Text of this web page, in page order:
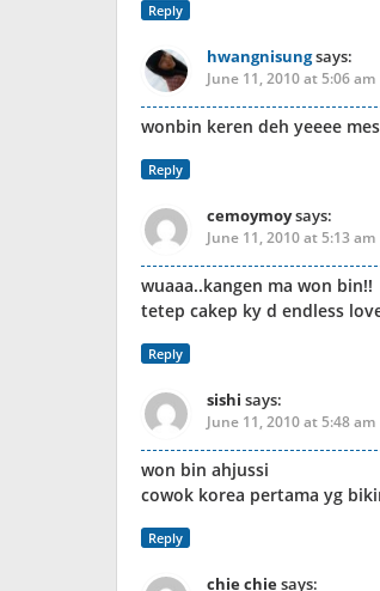
Reply
hwangnisungsays:
June 11, 2010 at 5:06 am
wonbin keren deh yeeee
Reply
cemoymoysays:
June 11, 2010 at 5:13 am
wuaaa..kangen ma won bin!!
tetep cakep ky d endless
Reply
sishi says:
June 11, 2010 at 5:48 am
won bin ahjussi
cowok korea pertama yg
Reply
chie chiesays: